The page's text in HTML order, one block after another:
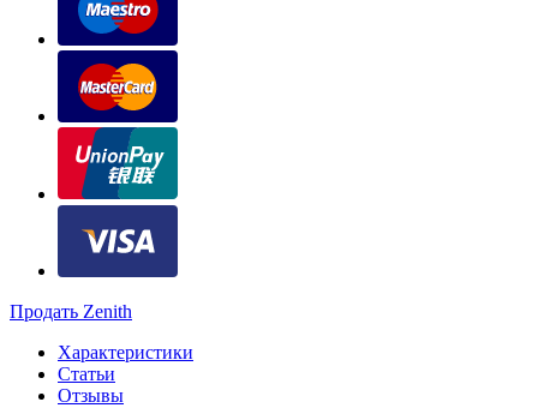
Продать Zenith
Характеристики
Статьи
Отзывы